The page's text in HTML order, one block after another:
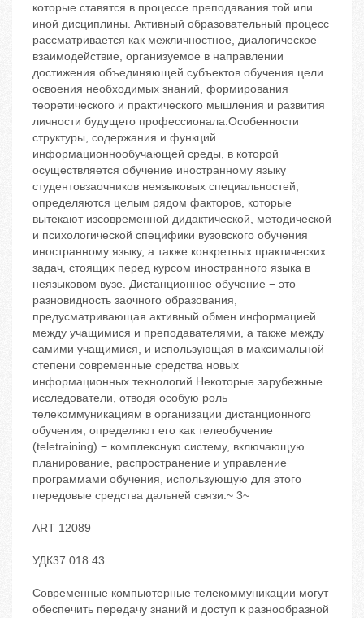
которые ставятся в процессе преподавания той или
иной дисциплины. Активный образовательный процесс
рассматривается как межличностное, диалогическое
взаимодействие, организуемое в направлении
достижения объединяющей субъектов обучения цели
‬освоения необходимых знаний, формирования
теоретического и практического мышления и развития
личности будущего профессионала.Особенности
структуры, содержания и функций
информационнообучающей среды, в которой
осуществляется обучение иностранному языку
студентовзаочников неязыковых специальностей,
определяются целым рядом факторов, которые
вытекают изсовременной дидактической, методической
и психологической специфики вузовского обучения
иностранному языку, а также конкретных практических
задач, стоящих перед курсом иностранного языка в
неязыковом вузе. Дистанционное обучение − это
разновидность заочного образования,
предусматривающая активный обмен информацией
между учащимися и преподавателями, а также между
самими учащимися, и использующая в максимальной
степени современные средства новых
информационных технологий.Некоторые зарубежные
исследователи, отводя особую роль
телекоммуникациям в организации дистанционного
обучения, определяют его как телеобучение
(teletraining) − комплексную систему, включающую
планирование, распространение и управление
программами обучения, использующую для этого
передовые средства дальней связи.~ 3~
ART 12089
УДК37.018.43
Современные компьютерные телекоммуникации могут
обеспечить передачу знаний и доступ к разнообразной